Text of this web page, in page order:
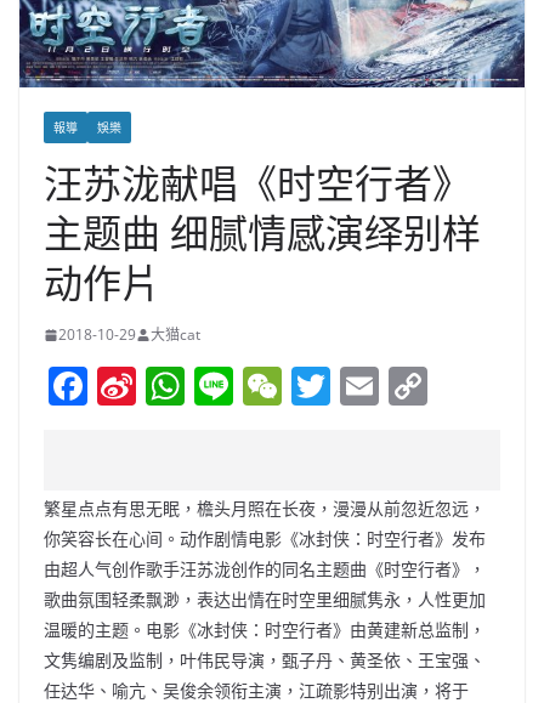
報導 娛樂
汪苏泷献唱《时空行者》
主题曲 细腻情感演绎别样
动作片
2018-10-29 大猫cat
F
e
b
o
o
k
Si
W
ei
b
o
W
s
A
p
p
Li W
h
at
T
er
E
l y
Li
n
k
繁星点点有思无眠，檐头月照在长夜，漫漫从前忽近忽远，
你笑容长在心间。动作剧情电影《冰封侠：时空行者》发布
由超人气创作歌手汪苏泷创作的同名主题曲《时空行者》，
歌曲氛围轻柔飘渺，表达出情在时空里细腻隽永，人性更加
温暖的主题。电影《冰封侠：时空行者》由黄建新总监制，
文隽编剧及监制，叶伟民导演，甄子丹、黄圣依、王宝强、
任达华、喻亢、吴俊余领衔主演，江疏影特别出演，将于